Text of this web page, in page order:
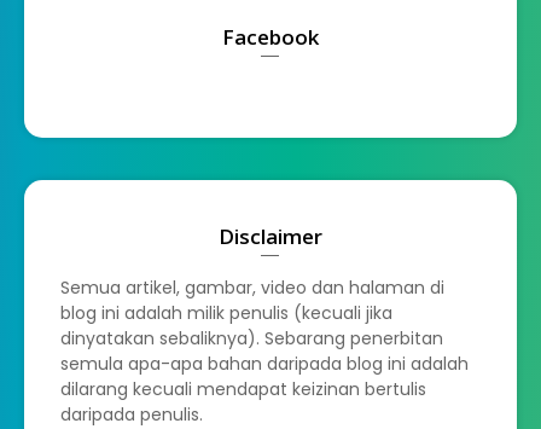
Facebook
Disclaimer
Semua artikel, gambar, video dan halaman di
blog ini adalah milik penulis (kecuali jika
dinyatakan sebaliknya). Sebarang penerbitan
semula apa-apa bahan daripada blog ini adalah
dilarang kecuali mendapat keizinan bertulis
daripada penulis.